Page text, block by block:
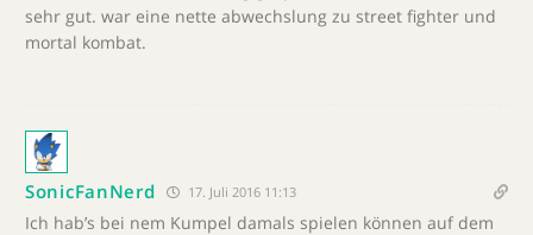
sehr gut. war eine nette abwechslung zu street fighter und
mortal kombat.
SonicFanNerd 17. Juli 2016 11:13
Ich hab’s bei nem Kumpel damals spielen können auf dem